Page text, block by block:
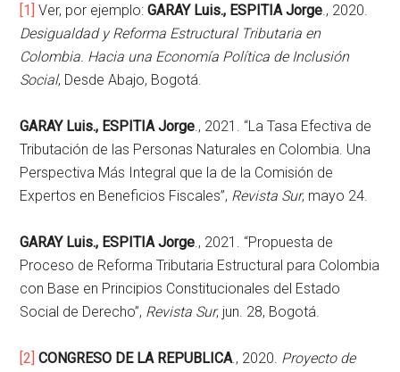
[1] Ver, por ejemplo:GARAY Luis., ESPITIA Jorge., 2020.
Desigualdad y Reforma Estructural Tributaria en
Colombia. Hacia una Economía Política de Inclusión
Social, Desde Abajo, Bogotá.
GARAY Luis., ESPITIA Jorge., 2021. “La Tasa Efectiva de
Tributación de las Personas Naturales en Colombia. Una
Perspectiva Más Integral que la de la Comisión de
Expertos en Beneficios Fiscales”, Revista Sur, mayo 24.
GARAY Luis., ESPITIA Jorge., 2021. “Propuesta de
Proceso de Reforma Tributaria Estructural para Colombia
con Base en Principios Constitucionales del Estado
Social de Derecho”, Revista Sur, jun. 28, Bogotá.
[2] CONGRESO DE LA REPUBLICA., 2020. Proyecto de